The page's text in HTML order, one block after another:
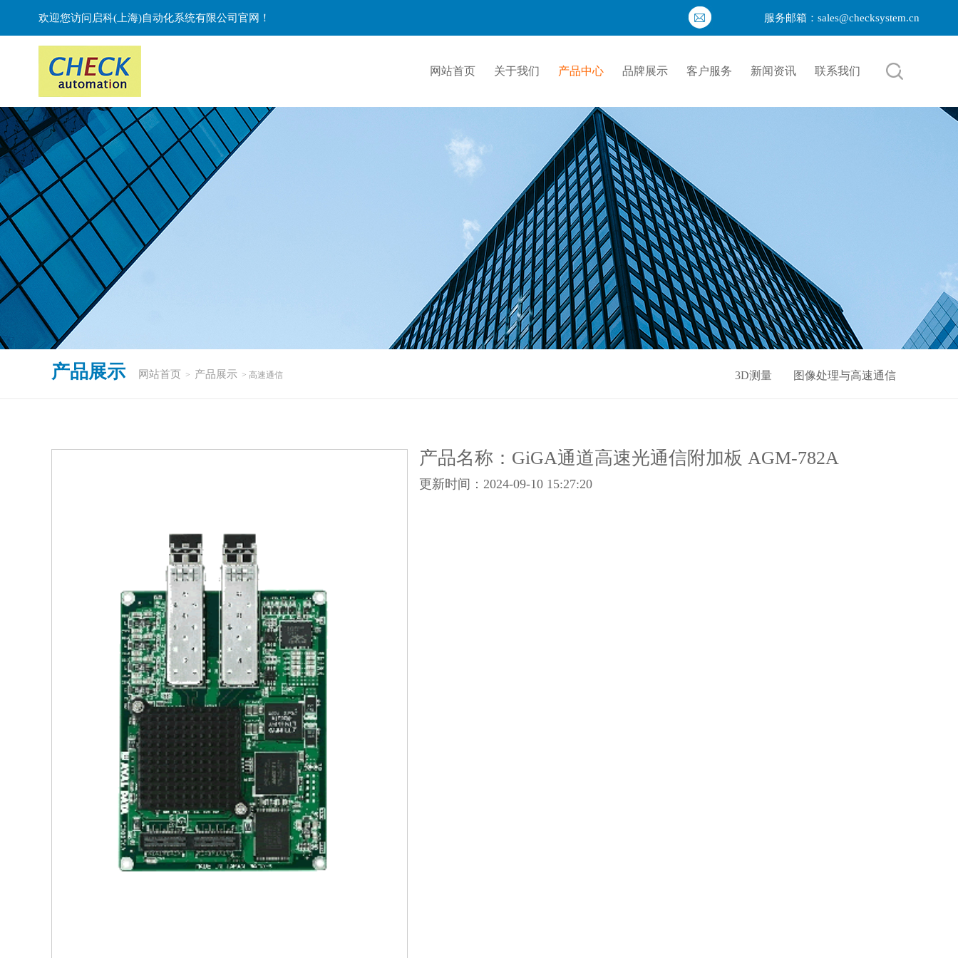
欢迎您访问启科(上海)自动化系统有限公司官网！ 服务邮箱：sales@checksystem.cn
网站首页 关于我们 产品中心 品牌展示 客户服务 新闻资讯 联系我们
产品展示 网站首页 > 产品展示 > 高速通信 3D测量 图像处理与高速通信
产品名称：GiGA通道高速光通信附加板 AGM-782A
更新时间：2024-09-10 15:27:20